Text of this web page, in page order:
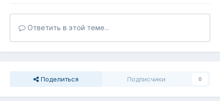
Ответить в этой теме...
Поделиться Подписчики 0